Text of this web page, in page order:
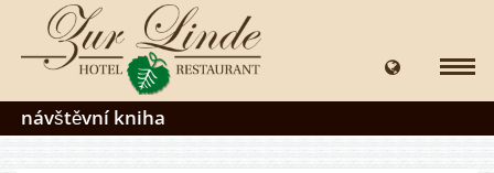
návštěvní kniha